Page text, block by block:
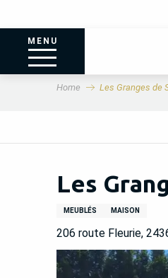
MENU
Home Les Granges de
Les
MEUBLÉS MAISON
206 route Fleurie,